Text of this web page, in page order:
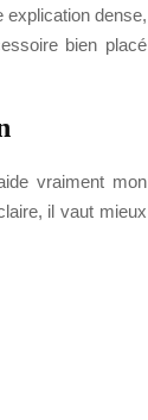
explication dense,
bien placé
vraiment mon
il vaut mieux